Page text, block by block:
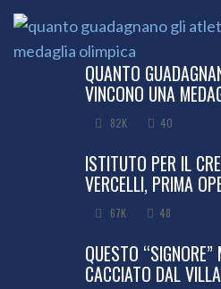
QUANTO
VINCONO UNA
82K 40
ISTITUTO PER IL
VERCELLI, PRIMA
67K 48
QUESTO “SIGNORE”
CACCIATO DAL